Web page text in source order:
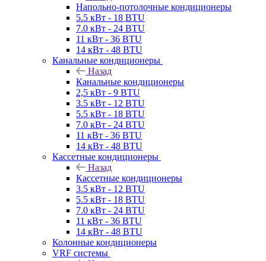
Напольно-потолочные кондиционеры
5.5 кВт - 18 BTU
7.0 кВт - 24 BTU
11 кВт - 36 BTU
14 кВт - 48 BTU
Канальные кондиционеры
Назад
Канальные кондиционеры
2,5 кВт - 9 BTU
3.5 кВт - 12 BTU
5.5 кВт - 18 BTU
7.0 кВт - 24 BTU
11 кВт - 36 BTU
14 кВт - 48 BTU
Кассетные кондиционеры
Назад
Кассетные кондиционеры
3.5 кВт - 12 BTU
5.5 кВт - 18 BTU
7.0 кВт - 24 BTU
11 кВт - 36 BTU
14 кВт - 48 BTU
Колонные кондиционеры
VRF системы